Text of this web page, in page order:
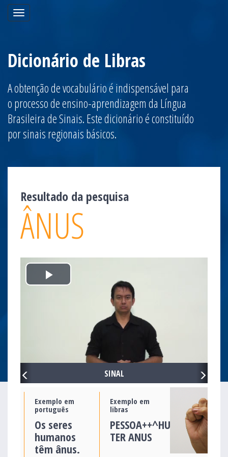
Toggle
navigation
Dicionário de Libras
A obtenção de vocabulário é indispensável para
o processo de ensino-aprendizagem da Língua
Brasileira de Sinais. Este dicionário é constituído
por sinais regionais básicos.
Resultado da pesquisa
ÂNUS
Play
PREVIOUS NEXT
SINAL
Exemplo em
português
Os seres
humanos
têm ânus.
Exemplo em
libras
PESSOA++^HUMANO
TER ANUS